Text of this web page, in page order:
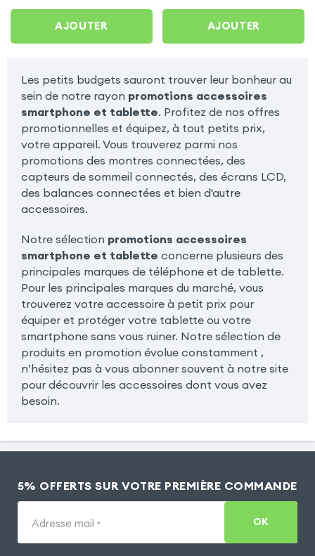
AJOUTER
Portable, Smartphone…
AJOUTER
Les petits budgets sauront trouver leur bonheur au
sein de notre rayon promotions accessoires
smartphone et tablette. Profitez de nos offres
promotionnelles et équipez, à tout petits prix,
votre appareil. Vous trouverez parmi nos
promotions des montres connectées, des
capteurs de sommeil connectés, des écrans LCD,
des balances connectées et bien d'autre
accessoires.
Notre sélection promotions accessoires
smartphone et tablette concerne plusieurs des
principales marques de téléphone et de tablette.
Pour les principales marques du marché, vous
trouverez votre accessoire à petit prix pour
équiper et protéger votre tablette ou votre
smartphone sans vous ruiner. Notre sélection de
produits en promotion évolue constamment ,
n’hésitez pas à vous abonner souvent à notre site
pour découvrir les accessoires dont vous avez
besoin.
5% OFFERTS SUR VOTRE PREMIÈRE COMMANDE
Adresse mail * OK